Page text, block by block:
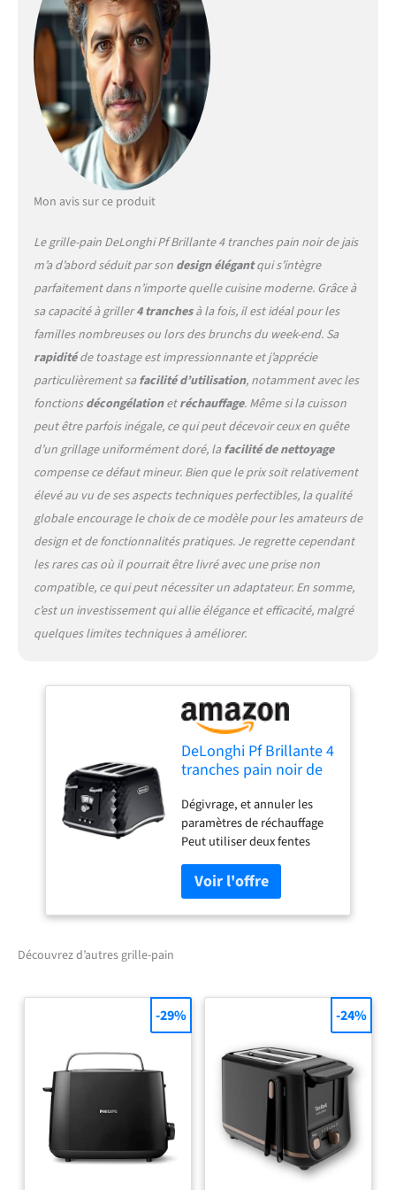
Mon avis sur ce produit
Le grille-pain DeLonghi Pf Brillante 4 tranches pain noir de jais
m’a d’abord séduit par son design élégantqui s’intègre
parfaitement dans n’importe quelle cuisine moderne. Grâce à
sa capacité à griller4 tranchesà la fois, il est idéal pour les
familles nombreuses ou lors des brunchs du week-end. Sa
rapiditéde toastage est impressionnante et j’apprécie
particulièrement safacilité d’utilisation, notamment avec les
fonctionsdécongélationetréchauffage. Même si la cuisson
peut être parfois inégale, ce qui peut décevoir ceux en quête
d’un grillage uniformément doré, lafacilité de nettoyage
compense ce défaut mineur. Bien que le prix soit relativement
élevé au vu de ses aspects techniques perfectibles, la qualité
globale encourage le choix de ce modèle pour les amateurs de
design et de fonctionnalités pratiques. Je regrette cependant
les rares cas où il pourrait être livré avec une prise non
compatible, ce qui peut nécessiter un adaptateur. En somme,
c’est un investissement qui allie élégance et efficacité, malgré
quelques limites techniques à améliorer.
DeLonghi Pf Brillante 4
tranches pain noir de
Dégivrage, et annuler les
paramètres de réchauffage
Peut utiliser deux fentes
indépendamment Contrôle
de brunissement variable
Position la plus haute pour
un retrait facile des petites
Découvrez d’autres grille-pain
-29% -24%